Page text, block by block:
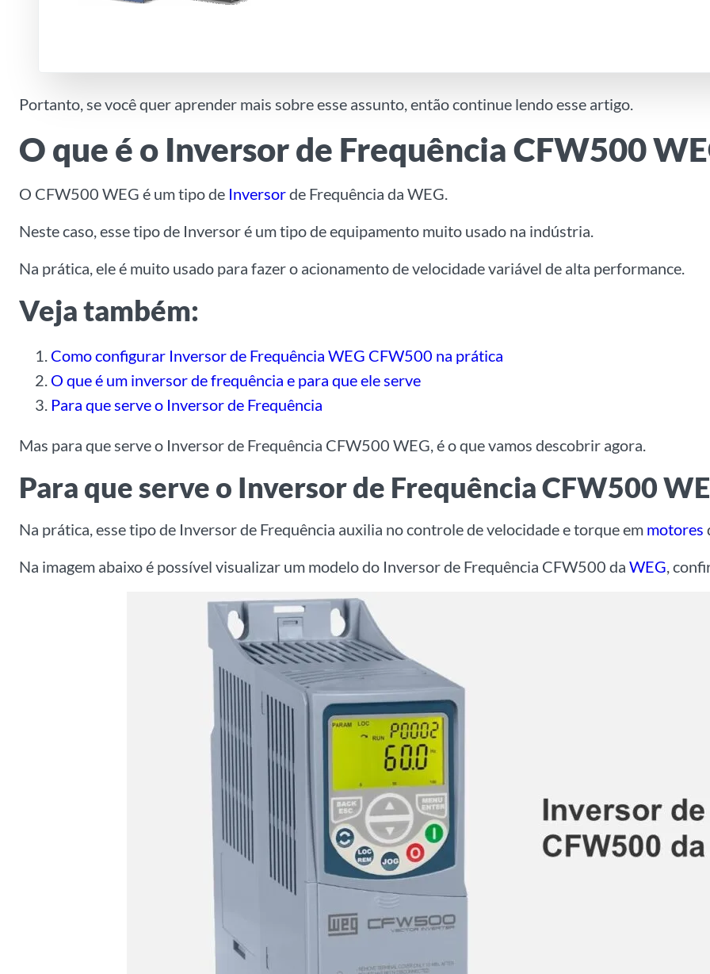
Portanto, se você quer aprender mais sobre esse assunto, então continue lendo esse artigo.
O que é o Inversor de Frequência CFW500
O CFW500 WEG é um tipo de Inversorde Frequência da WEG.
Neste caso, esse tipo de Inversor é um tipo de equipamento muito usado na indústria.
Na prática, ele é muito usado para fazer o acionamento de velocidade variável de alta performance.
Veja também:
Como configurar Inversor de Frequência WEG CFW500 na prática
O que é um inversor de frequência e para que ele serve
Para que serve o Inversor de Frequência
Mas para que serve o Inversor de Frequência CFW500 WEG, é o que vamos descobrir agora.
Para que serve o Inversor de Frequência CFW500
Na prática, esse tipo de Inversor de Frequência auxilia no controle de velocidade e torque em motores
Na imagem abaixo é possível visualizar um modelo do Inversor de Frequência CFW500 da WEG,